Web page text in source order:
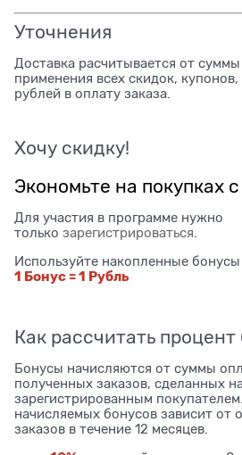
Уточнения
Доставка расчитывается от
применения всех скидок,
рублей в оплату заказа.
Хочу скидку!
Экономьте на покупках
Для участия в программе нужно
только зарегистрироваться
Используйте накопленные бонусы
1 Бонус = 1 Рубль
Как рассчитать процент
Бонусы начисляются от суммы
полученных заказов, сделанных
зарегистрированным
начисляемых бонусов зависит от
заказов в течение 12 месяцев.